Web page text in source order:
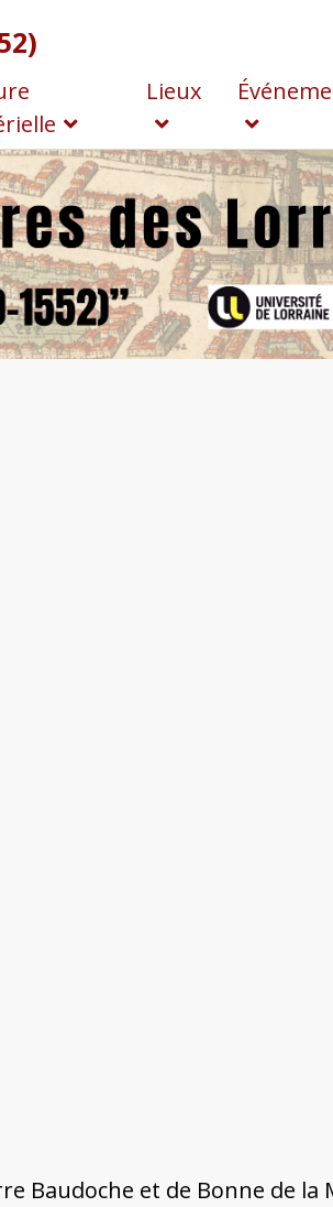
Lieux
Baudoche et de Bonne de